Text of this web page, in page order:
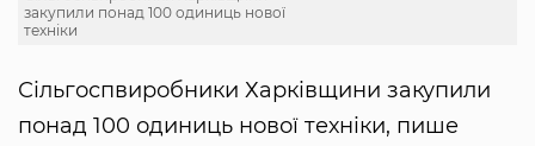
закупили понад 100 одиниць нової
техніки
Сільгоспвиробники Харківщини закупили
понад 100 одиниць нової техніки, пише